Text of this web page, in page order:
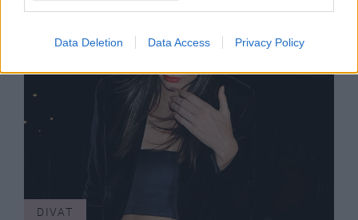
Data Deletion Data Access Privacy Policy
DIVAT